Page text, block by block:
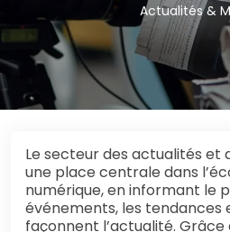
Actualités &
Le secteur des actualités et
une place centrale dans
numérique, en informant le
événements, les tendances
façonnent l’actualité. Grâce